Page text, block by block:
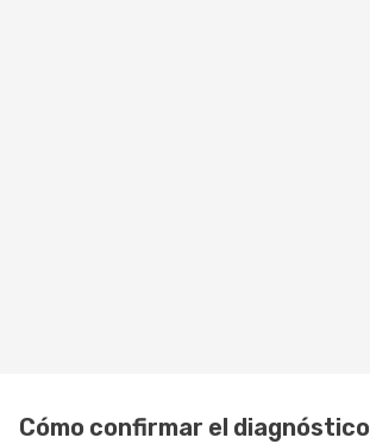
Cómo confirmar el diagnóstico